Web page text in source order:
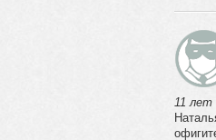
11 лет